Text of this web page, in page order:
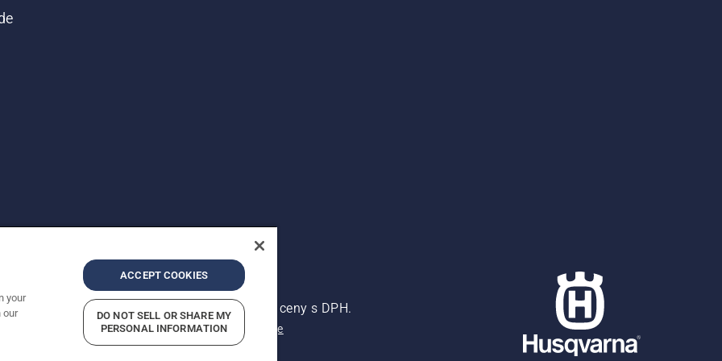
Zobrazené ceny jsou doporučené prodejní ceny s DPH.
Oznámení o ochraně osobních údajů Kontaktní údaje
your
our
ACCEPT COOKIES
DO NOT SELL OR SHARE MY
PERSONAL INFORMATION